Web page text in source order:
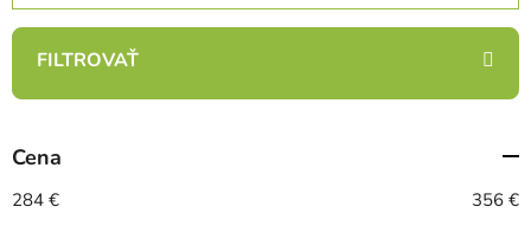
d
n
e
p
r
Cena
284 € 356 €